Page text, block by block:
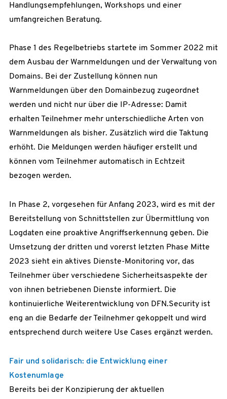
Handlungsempfehlungen, Workshops und einer
umfangreichen Beratung.
Phase 1 des Regelbetriebs startete im Sommer 2022 mit
dem Ausbau der Warnmeldungen und der Verwaltung von
Domains. Bei der Zustellung können nun
Warnmeldungen über den Domainbezug zugeordnet
werden und nicht nur über die IP-Adresse: Damit
erhalten Teilnehmer mehr unterschiedliche Arten von
Warnmeldungen als bisher. Zusätzlich wird die Taktung
erhöht. Die Meldungen werden häufiger erstellt und
können vom Teilnehmer automatisch in Echtzeit
bezogen werden.
In Phase 2, vorgesehen für Anfang 2023, wird es mit der
Bereitstellung von Schnittstellen zur Übermittlung von
Logdaten eine proaktive Angriffserkennung geben. Die
Umsetzung der dritten und vorerst letzten Phase Mitte
2023 sieht ein aktives Dienste-Monitoring vor, das
Teilnehmer über verschiedene Sicherheitsaspekte der
von ihnen betriebenen Dienste informiert. Die
kontinuierliche Weiterentwicklung von DFN.Security ist
eng an die Bedarfe der Teilnehmer gekoppelt und wird
entsprechend durch weitere Use Cases ergänzt werden.
Fair und solidarisch: die Entwicklung einer
Kostenumlage
Bereits bei der Konzipierung der aktuellen